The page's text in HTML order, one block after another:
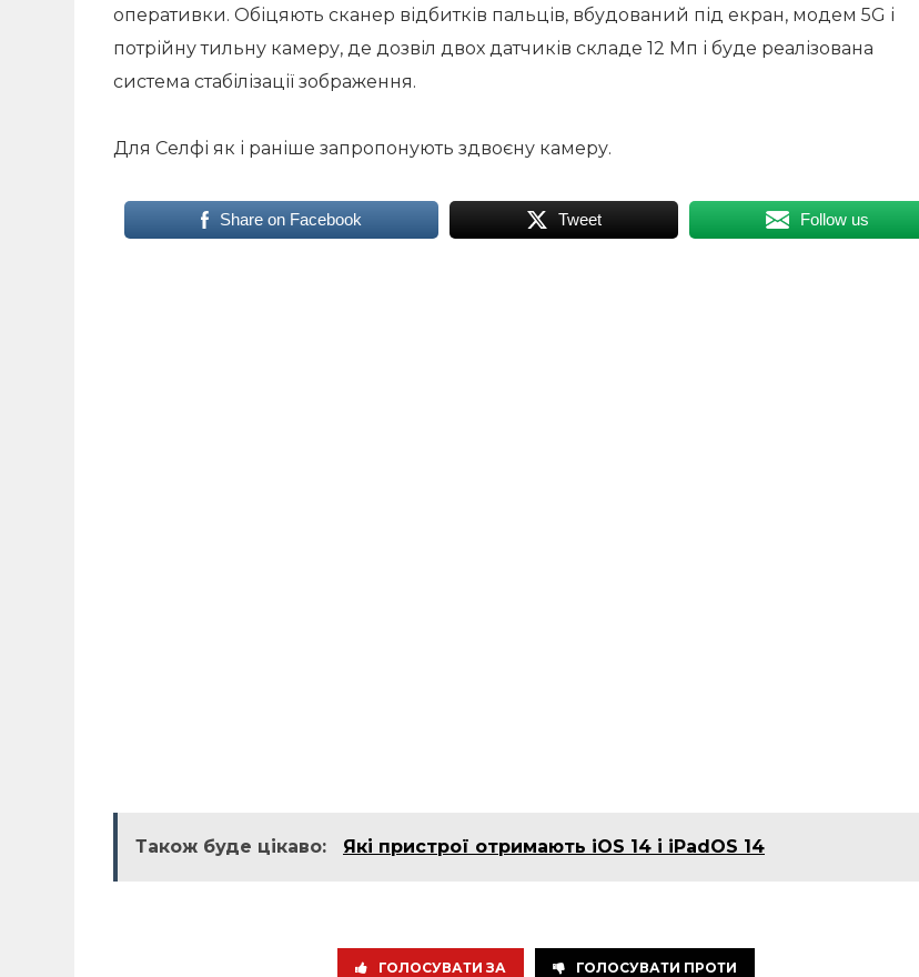
оперативки. Обіцяють сканер відбитків пальців, вбудований під екран, модем 5G і
потрійну тильну камеру, де дозвіл двох датчиків складе 12 Мп і буде реалізована
система стабілізації зображення.
Для Селфі як і раніше запропонують здвоєну камеру.
Share on Facebook Tweet Follow us
Також буде цікаво: Які пристрої отримають iOS 14 і iPadOS 14
ГОЛОСУВАТИ ЗА ГОЛОСУВАТИ ПРОТИ